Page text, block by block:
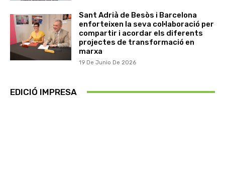
Sant Adrià de Besòs i Barcelona
enforteixen la seva col·laboració per
compartir i acordar els diferents
projectes de transformació en
marxa
19 De Junio De 2026
EDICIÓ IMPRESA